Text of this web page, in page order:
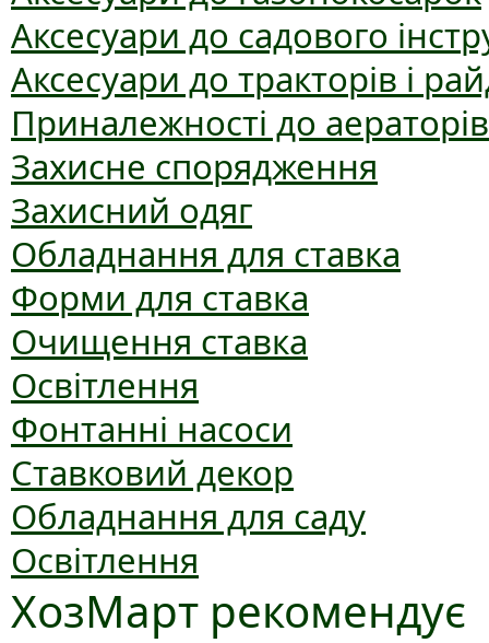
Аксесуари до садового
Аксесуари до тракторів і
Приналежності до аераторів
Захисне спорядження
Захисний одяг
Обладнання для ставка
Форми для ставка
Очищення ставка
Освітлення
Фонтанні насоси
Ставковий декор
Обладнання для саду
Освітлення
ХозМарт рекомендує